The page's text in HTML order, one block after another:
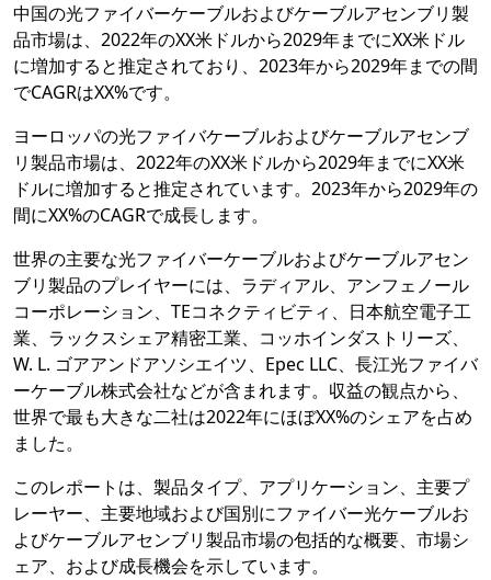
中国の光ファイバーケーブルおよびケーブルアセンブリ製
品市場は、2022年のXX米ドルから2029年までにXX米ドル
に増加すると推定されており、2023年から2029年までの間
でCAGRはXX%です。
ヨーロッパの光ファイバケーブルおよびケーブルアセンブ
リ製品市場は、2022年のXX米ドルから2029年までにXX米
ドルに増加すると推定されています。2023年から2029年の
間にXX%のCAGRで成長します。
世界の主要な光ファイバーケーブルおよびケーブルアセン
ブリ製品のプレイヤーには、ラディアル、アンフェノール
コーポレーション、TEコネクティビティ、日本航空電子工
業、ラックスシェア精密工業、コッホインダストリーズ、
W. L. ゴアアンドアソシエイツ、Epec LLC、長江光ファイバ
ーケーブル株式会社などが含まれます。収益の観点から、
世界で最も大きな二社は2022年にほぼXX%のシェアを占め
ました。
このレポートは、製品タイプ、アプリケーション、主要プ
レーヤー、主要地域および国別にファイバー光ケーブルお
よびケーブルアセンブリ製品市場の包括的な概要、市場シ
ェア、および成長機会を示しています。